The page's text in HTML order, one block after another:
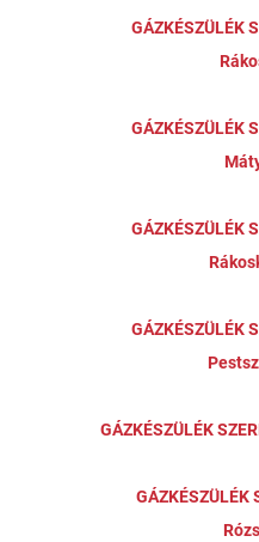
GÁZKÉSZÜLÉK
GÁZKÉSZÜLÉK
GÁZKÉSZÜLÉK
GÁZKÉSZÜLÉK
GÁZKÉSZÜLÉK
GÁZKÉSZÜLÉK